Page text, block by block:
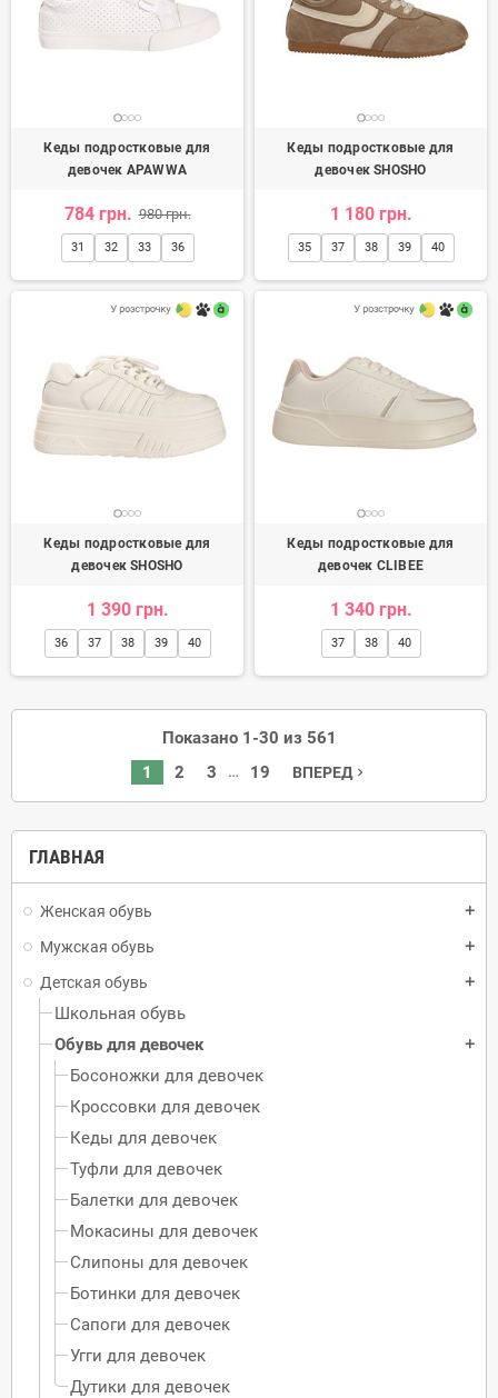
ГЛАВНАЯ
Женская обувь add
Мужская обувь add
Детская обувь add
Школьная обувь
Обувь для девочек
add
Босоножки для девочек
Кроссовки для девочек
Кеды для девочек
Туфли для девочек
Балетки для девочек
Мокасины для девочек
Слипоны для девочек
Ботинки для девочек
Сапоги для девочек
Угги для девочек
Дутики для девочек
Кеды подростковые для
девочек APAWWA
784 грн. 980 грн.
31 32 33 36
Кеды подростковые для
девочек SHOSHO
1 180 грн.
35 37 38 39 40
Кеды подростковые для
девочек SHOSHO
1 390 грн.
36 37 38 39 40
Кеды подростковые для
девочек CLIBEE
1 340 грн.
37 38 40
Показано 1-30 из 561
1
2 3 … 19 ВПЕРЕДnavigate_next